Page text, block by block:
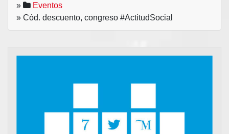
»
Eventos
» Cód. descuento, congreso #ActitudSocial